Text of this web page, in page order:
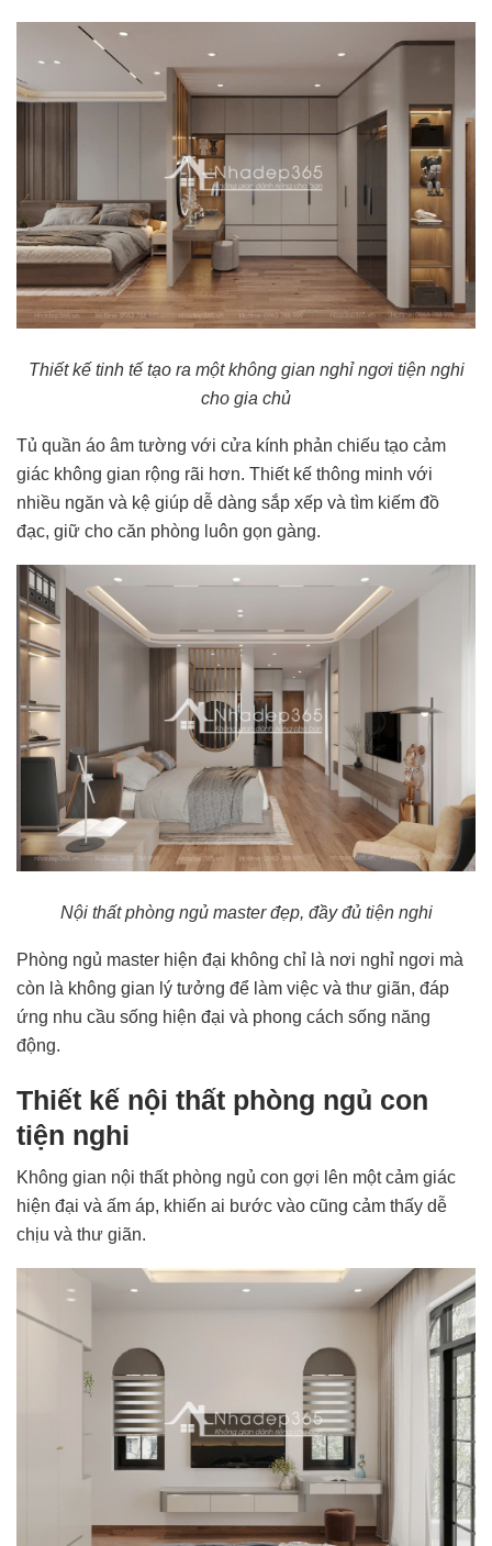
Thiết kế tinh tế tạo ra một không gian nghỉ ngơi tiện nghi
cho gia chủ
Tủ quần áo âm tường với cửa kính phản chiếu tạo cảm
giác không gian rộng rãi hơn. Thiết kế thông minh với
nhiều ngăn và kệ giúp dễ dàng sắp xếp và tìm kiếm đồ
đạc, giữ cho căn phòng luôn gọn gàng.
Nội thất phòng ngủ master đẹp, đầy đủ tiện nghi
Phòng ngủ master hiện đại không chỉ là nơi nghỉ ngơi mà
còn là không gian lý tưởng để làm việc và thư giãn, đáp
ứng nhu cầu sống hiện đại và phong cách sống năng
động.
Thiết kế nội thất phòng ngủ con
tiện nghi
Không gian nội thất phòng ngủ con gợi lên một cảm giác
hiện đại và ấm áp, khiến ai bước vào cũng cảm thấy dễ
chịu và thư giãn.